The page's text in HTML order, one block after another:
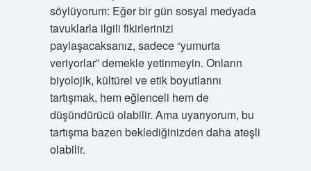
söylüyorum: Eğer bir gün sosyal medyada
tavuklarla ilgili fikirlerinizi
paylaşacaksanız, sadece “yumurta
veriyorlar” demekle yetinmeyin. Onların
biyolojik, kültürel ve etik boyutlarını
tartışmak, hem eğlenceli hem de
düşündürücü olabilir. Ama uyarıyorum, bu
tartışma bazen beklediğinizden daha ateşli
olabilir.